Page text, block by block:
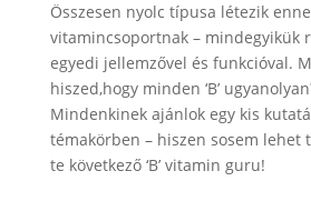
Összesen nyolc típusa létezik
vitamincsoportnak – mindegyikük
egyedi jellemzővel és funkcióval.
hiszed,hogy minden ‘B’
Mindenkinek ajánlok egy kis
témakörben – hiszen sosem lehet
te következő ‘B’ vitamin guru!